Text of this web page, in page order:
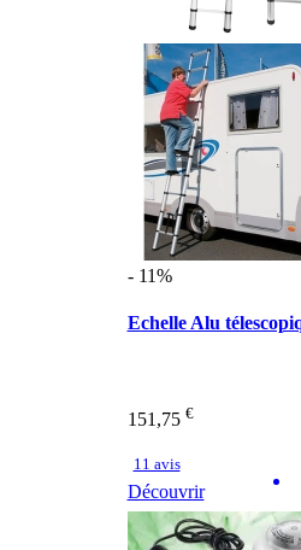
- 11%
Echelle Alu
151,75 €
11 avis
Découvrir